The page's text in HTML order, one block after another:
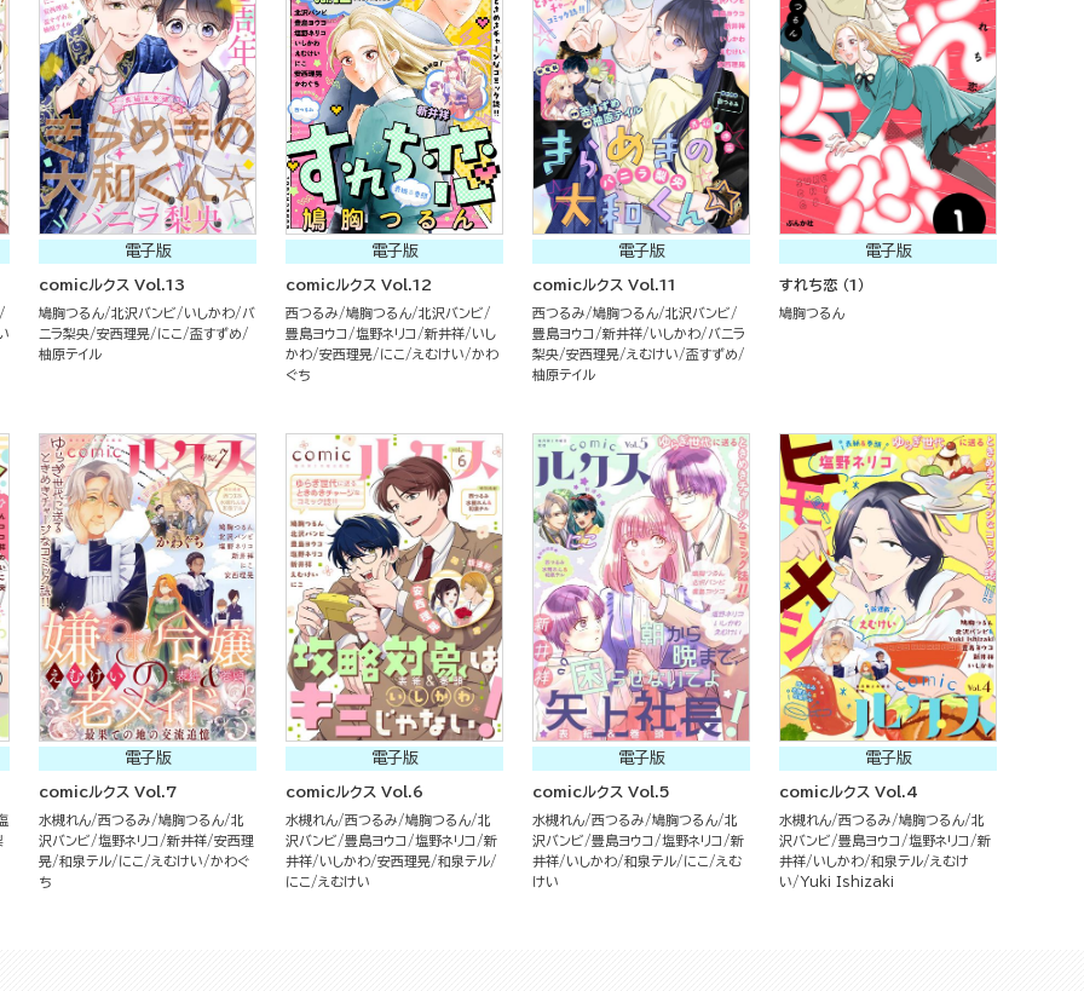
電子版
comicルクス Vol.13
鳩胸つるん 北沢バンビ いしかわ
バ
ニラ梨央 安西理晃 にこ
盃すずめ
柚原テイル
電子版
comicルクス Vol.12
西つるみ 鳩胸つるん 北沢バンビ
豊島ヨウコ
塩野ネリコ 新井祥
いし
かわ 安西理晃 にこ えむけい
かわ
ぐち
電子版
comicルクス Vol.11
西つるみ 鳩胸つるん 北沢バンビ
豊島ヨウコ
新井祥 いしかわ
バニラ
梨央 安西理晃 えむけい
盃すずめ
柚原テイル
電子版
すれち恋 （1）
鳩胸つるん
電子版
comicルクス Vol.7
水槻れん 西つるみ 鳩胸つるん 北
沢バンビ
塩野ネリコ 新井祥 安西理
晃 和泉テル にこ えむけい
かわぐ
ち
電子版
comicルクス Vol.6
水槻れん 西つるみ 鳩胸つるん 北
沢バンビ
豊島ヨウコ 塩野ネリコ
新
井祥
いしかわ 安西理晃 和泉テル
にこ
えむけい
電子版
comicルクス Vol.5
水槻れん 西つるみ 鳩胸つるん 北
沢バンビ
豊島ヨウコ 塩野ネリコ
新
井祥
いしかわ 和泉テル にこ
えむ
けい
電子版
comicルクス Vol.4
水槻れん 西つるみ 鳩胸つるん 北
沢バンビ
豊島ヨウコ 塩野ネリコ
新
井祥
いしかわ 和泉テル
えむけ
い
Yuki Ishizaki